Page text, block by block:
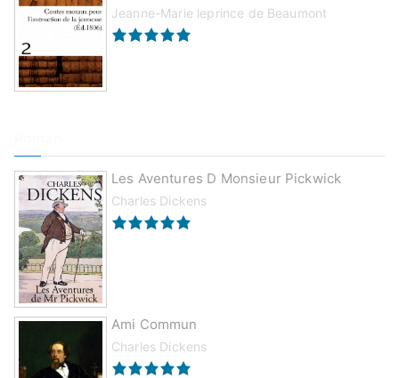
Jeanne-Marie leprince de Beaumont
Les Aventures D Monsieur Pickwick
Charles Dickens
Ami Commun
Charles Dickens